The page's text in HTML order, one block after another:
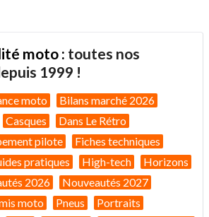
moto : toutes nos
1999 !
moto
Bilans marché 2026
Casques
Dans Le Rétro
pilote
Fiches techniques
pratiques High-tech
Horizons
2026
Nouveautés 2027
moto Pneus
Portraits